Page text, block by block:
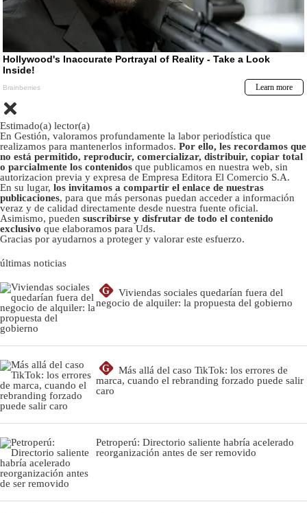
Estimado(a) lector(a)
En Gestión, valoramos profundamente la labor periodística que
realizamos para mantenerlos informados. Por ello, les recordamos que
no está permitido, reproducir, comercializar, distribuir, copiar total
o parcialmente los contenidos que publicamos en nuestra web, sin
autorizacion previa y expresa de Empresa Editora El Comercio S.A.
En su lugar, los invitamos a compartir el enlace de nuestras
publicaciones, para que más personas puedan acceder a información
veraz y de calidad directamente desde nuestra fuente oficial.
Asimismo, pueden suscribirse y disfrutar de todo el contenido
exclusivo que elaboramos para Uds.
Gracias por ayudarnos a proteger y valorar este esfuerzo.
últimas noticias
G
Viviendas sociales quedarían fuera del
negocio de alquiler: la propuesta del gobierno
G
Más allá del caso TikTok: los errores de
marca, cuando el rebranding forzado puede salir
caro
Petroperú: Directorio saliente habría acelerado
reorganización antes de ser removido